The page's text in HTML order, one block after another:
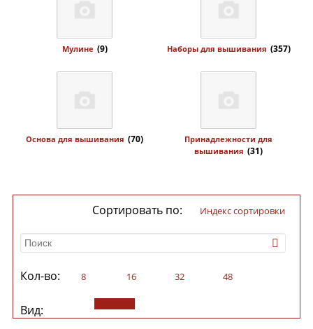
Мулине (9) Наборы для вышивания (357)
Основа для вышивания (70)
Принадлежности для
вышивания (31)
Сортировать по: индекс сортировки
Кол-во: 8 16 32 48
Вид: